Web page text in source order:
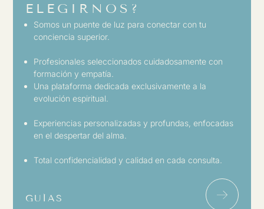
ELEGIRNOS?
Somos un puente de luz para conectar con tu
conciencia superior.
Profesionales seleccionados cuidadosamente con
formación y empatía.
Una plataforma dedicada exclusivamente a la
evolución espiritual.
Experiencias personalizadas y profundas, enfocadas
en el despertar del alma.
Total confidencialidad y calidad en cada consulta.
GUÍAS